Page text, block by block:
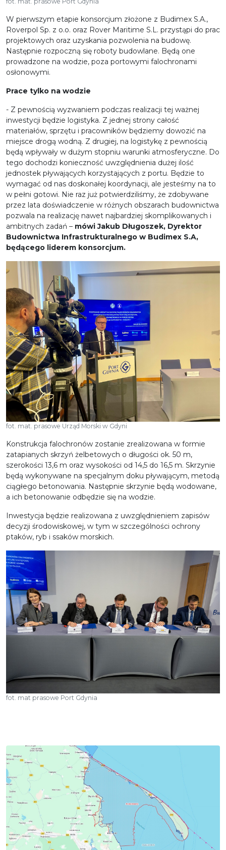
W pierwszym etapie konsorcjum złożone z Budimex S.A.,
Roverpol Sp. z o.o. oraz Rover Maritime S.L. przystąpi do prac
projektowych oraz uzyskania pozwolenia na budowę.
Następnie rozpoczną się roboty budowlane. Będą one
prowadzone na wodzie, poza portowymi falochronami
osłonowymi.
Prace tylko na wodzie
- Z pewnością wyzwaniem podczas realizacji tej ważnej
inwestycji będzie logistyka. Z jednej strony całość
materiałów, sprzętu i pracowników będziemy dowozić na
miejsce drogą wodną. Z drugiej, na logistykę z pewnością
będą wpływały w dużym stopniu warunki atmosferyczne. Do
tego dochodzi konieczność uwzględnienia dużej ilość
jednostek pływających korzystających z portu. Będzie to
wymagać od nas doskonałej koordynacji, ale jesteśmy na to
w pełni gotowi. Nie raz już potwierdziliśmy, że zdobywane
przez lata doświadczenie w różnych obszarach budownictwa
pozwala na realizację nawet najbardziej skomplikowanych i
ambitnych zadań – mówi Jakub Długoszek, Dyrektor
Budownictwa Infrastrukturalnego w Budimex S.A,
będącego liderem konsorcjum.
fot. mat. prasowe Urząd Morski w Gdyni
Konstrukcja falochronów zostanie zrealizowana w formie
zatapianych skrzyń żelbetowych o długości ok. 50 m,
szerokości 13,6 m oraz wysokości od 14,5 do 16,5 m. Skrzynie
będą wykonywane na specjalnym doku pływającym, metodą
ciągłego betonowania. Następnie skrzynie będą wodowane,
a ich betonowanie odbędzie się na wodzie.
Inwestycja będzie realizowana z uwzględnieniem zapisów
decyzji środowiskowej, w tym w szczególności ochrony
ptaków, ryb i ssaków morskich.
fot. mat prasowe Port Gdynia